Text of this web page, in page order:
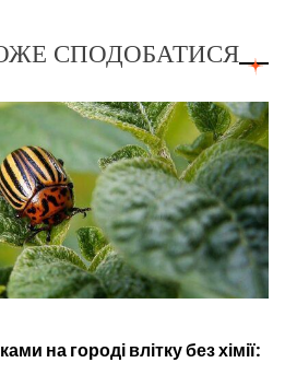
СПОДОБАТИСЯ
на городі влітку без хімії: